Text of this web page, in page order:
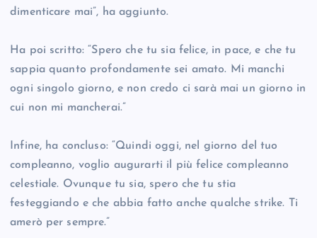
dimenticare mai”, ha aggiunto.
Ha poi scritto: “Spero che tu sia felice, in pace, e che tu
sappia quanto profondamente sei amato. Mi manchi
ogni singolo giorno, e non credo ci sarà mai un giorno in
cui non mi mancherai.”
Infine, ha concluso: “Quindi oggi, nel giorno del tuo
compleanno, voglio augurarti il più felice compleanno
celestiale. Ovunque tu sia, spero che tu stia
festeggiando e che abbia fatto anche qualche strike. Ti
amerò per sempre.”